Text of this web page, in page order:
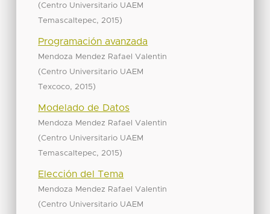
(Centro Universitario UAEM
Temascaltepec, 2015)
Programación avanzada
Mendoza Mendez Rafael Valentin
(Centro Universitario UAEM
Texcoco, 2015)
Modelado de Datos
Mendoza Mendez Rafael Valentin
(Centro Universitario UAEM
Temascaltepec, 2015)
Elección del Tema
Mendoza Mendez Rafael Valentin
(Centro Universitario UAEM